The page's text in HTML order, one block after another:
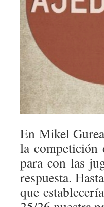
En Mikel
la competición
para con las
respuesta.
que